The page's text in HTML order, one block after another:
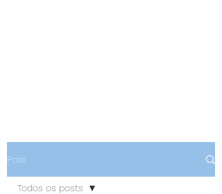
Post
Todos os posts